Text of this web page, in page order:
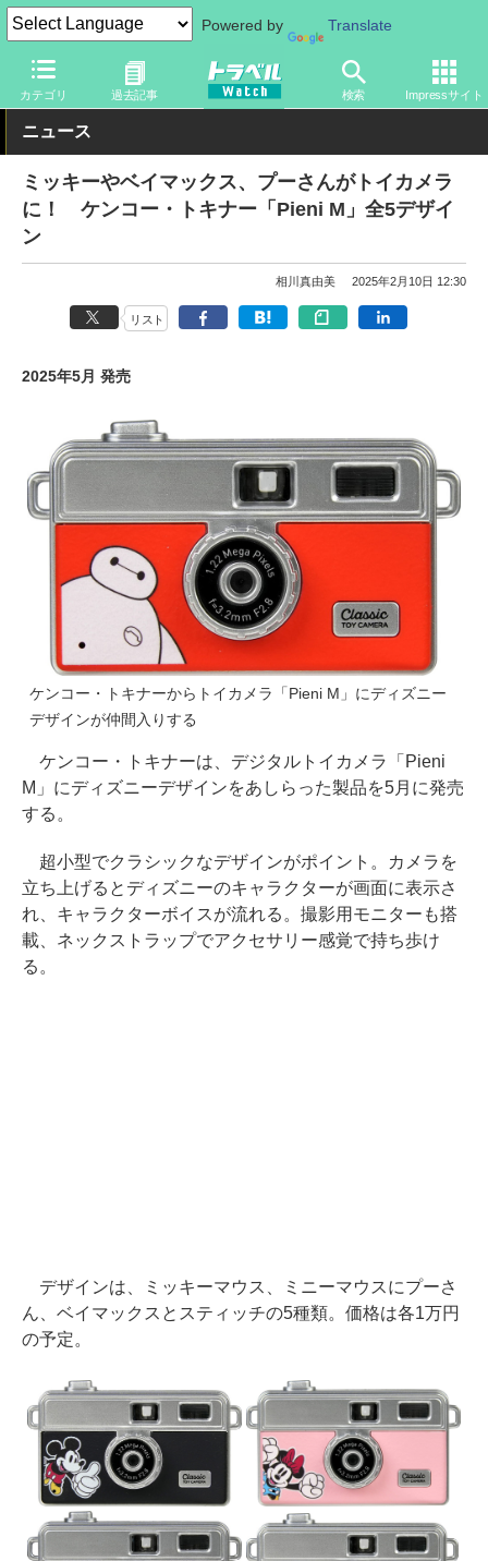
Powered by Translate
カテゴリ 過去記事 検索 Impressサイト
トラベル Watch 旅の情報 観光地 ディズニーリゾート
ニュース
ミッキーやベイマックス、プーさんがトイカメラ
に！ ケンコー・トキナー「Pieni M」全5デザイ
ン
相川真由美 2025年2月10日 12:30
リスト
2025年5月 発売
ケンコー・トキナーからトイカメラ「Pieni M」にディズニー
デザインが仲間入りする
ケンコー・トキナーは、デジタルトイカメラ「Pieni
M」にディズニーデザインをあしらった製品を5月に発売
する。
超小型でクラシックなデザインがポイント。カメラを
立ち上げるとディズニーのキャラクターが画面に表示さ
れ、キャラクターボイスが流れる。撮影用モニターも搭
載、ネックストラップでアクセサリー感覚で持ち歩け
る。
デザインは、ミッキーマウス、ミニーマウスにプーさ
ん、ベイマックスとスティッチの5種類。価格は各1万円
の予定。